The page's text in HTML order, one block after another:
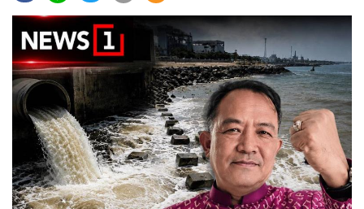
• ละคร
CbizReview
• Cyber BIZ
• ผู้จัดกวน
• Good health & Well-being
Green Innovation & SD
• Management & HR
• MGR Live